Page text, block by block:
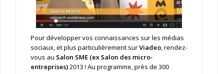
Pour développer vos connaissances sur les médias
sociaux, et plus particulièrement surViadeo, rendez-
vous au Salon SME (ex Salon des micro-
entreprises)2013 ! Au programme, près de 300